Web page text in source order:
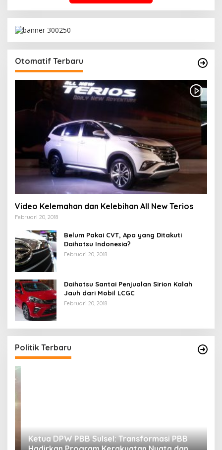
Otomatif Terbaru
Video Kelemahan dan Kelebihan All New Terios
Februari 20, 2018
Belum Pakai CVT, Apa yang Ditakuti
Daihatsu Indonesia?
Februari 20, 2018
Daihatsu Santai Penjualan Sirion Kalah
Jauh dari Mobil LCGC
Februari 20, 2018
Politik Terbaru
Ketua DPW PBB Sulsel: Transformasi PBB